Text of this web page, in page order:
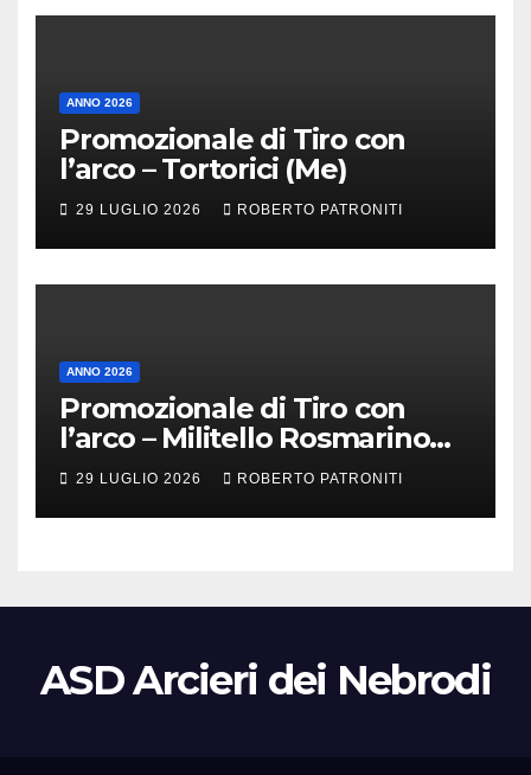
ANNO 2026
Promozionale di Tiro con
l’arco – Tortorici (Me)
29 LUGLIO 2026 ROBERTO PATRONITI
ANNO 2026
Promozionale di Tiro con
l’arco – Militello Rosmarino
(Me)
29 LUGLIO 2026 ROBERTO PATRONITI
ASD Arcieri dei Nebrodi